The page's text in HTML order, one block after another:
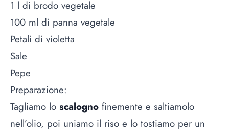
1 l di brodo vegetale
100 ml di panna vegetale
Petali di violetta
Sale
Pepe
Preparazione:
Tagliamo lo scalogno finemente e saltiamolo
nell’olio, poi uniamo il riso e lo tostiamo per un